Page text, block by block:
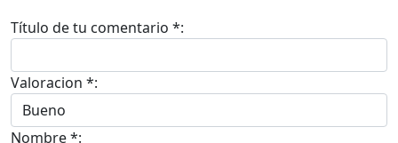
Título de tu comentario *:
Valoracion *:
Nombre *: